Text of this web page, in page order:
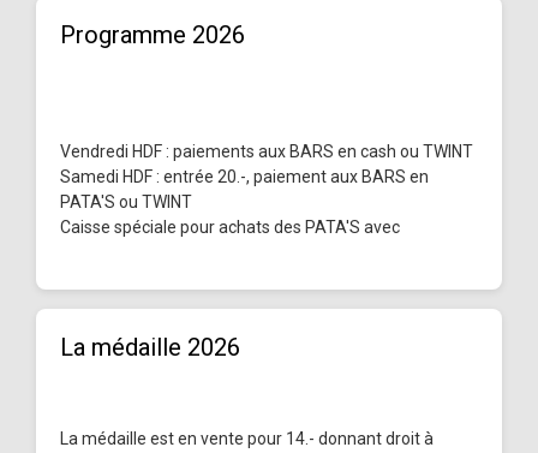
Programme 2026
Vendredi HDF : paiements aux BARS en cash ou TWINT
Samedi HDF : entrée 20.-, paiement aux BARS en
PATA'S ou TWINT
Caisse spéciale pour achats des PATA'S avec
La médaille 2026
La médaille est en vente pour 14.- donnant droit à